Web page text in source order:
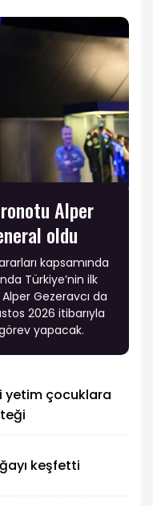
Alper
oldu
kapsamında
Türkiye’nin ilk
Gezeravcı da
2026 itibarıyla
yapacak.
yetim çocuklara
keşfetti